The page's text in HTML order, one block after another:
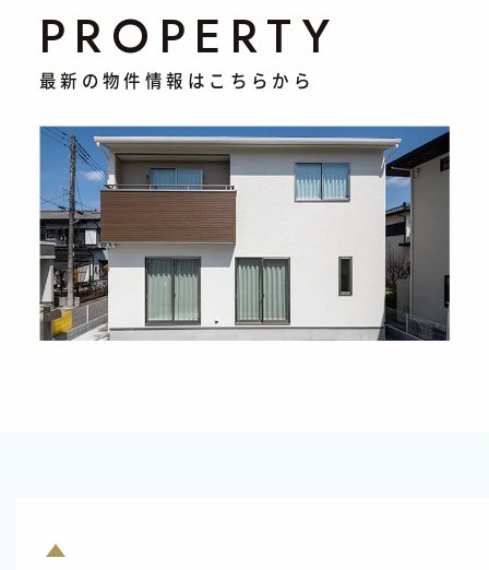
PROPERTY
最新の物件情報はこちらから